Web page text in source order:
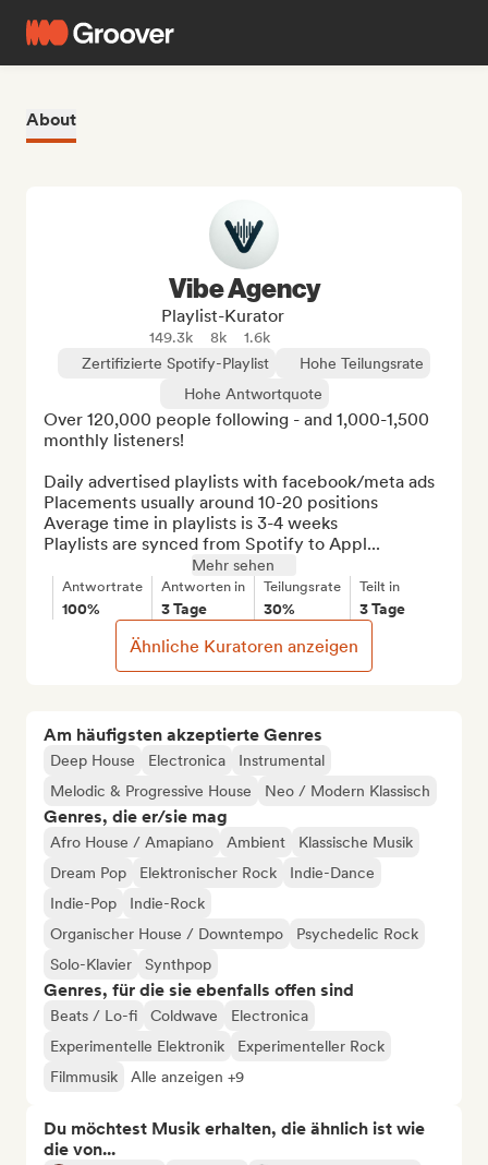
About
Am häufigsten akzeptierte Genres
Deep House Electronica
Instrumental
Melodic & Progressive House
Neo / Modern Klassisch
Genres, die er/sie mag
Afro House / Amapiano Ambient
Klassische Musik
Dream Pop
Elektronischer Rock
Indie-Dance
Indie-Pop
Indie-Rock
Organischer House / Downtempo
Psychedelic Rock
Solo-Klavier
Synthpop
Genres, für die sie ebenfalls offen sind
Beats / Lo-fi Coldwave
Electronica
Experimentelle Elektronik
Experimenteller Rock
Filmmusik
Alle anzeigen +9
Du möchtest Musik erhalten, die ähnlich ist wie
die von...
Vibe Agency
Playlist-Kurator
149.3k 8k
1.6k
Zertifizierte Spotify-Playlist
Hohe Teilungsrate
Hohe Antwortquote
Over 120,000 people following - and 1,000-1,500
monthly listeners!
Daily advertised playlists with facebook/meta ads
Placements usually around 10-20 positions
Average time in playlists is 3-4 weeks
Playlists are synced from Spotify to Appl...
Mehr sehen
Antwortrate
100%
Antworten in
3 Tage
Teilungsrate
30%
Teilt in
3 Tage
Ähnliche Kuratoren anzeigen